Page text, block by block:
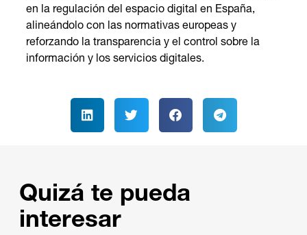
en la regulación del espacio digital en España,
alineándolo con las normativas europeas y
reforzando la transparencia y el control sobre la
información y los servicios digitales.
Quizá te pueda
interesar